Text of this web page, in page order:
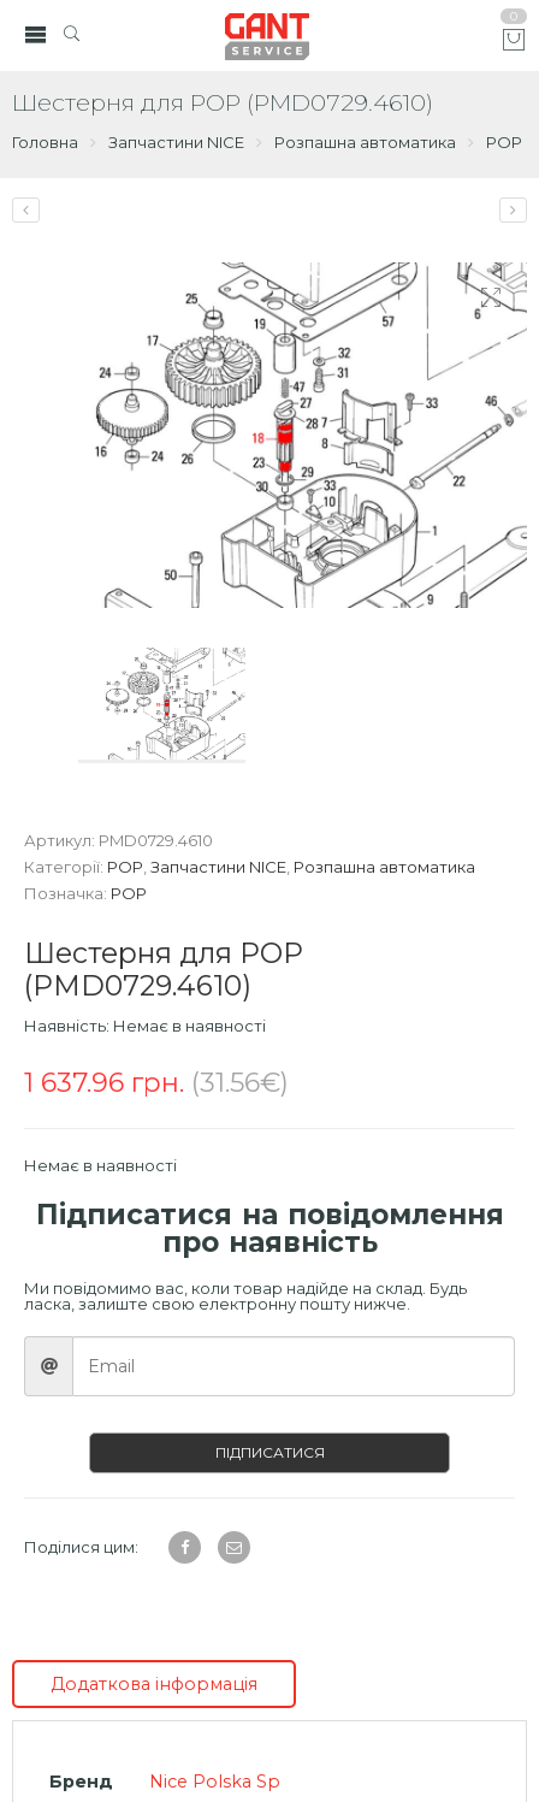
0
Шестерня для POP (PMD0729.4610)
Головна Запчастини NICE Розпашна автоматика POP
Артикул: PMD0729.4610
Категорії: POP Запчастини NICE Розпашна автоматика
Позначка: POP
Шестерня для POP
(PMD0729.4610)
Наявність: Немає в наявності
1 637.96 грн. (31.56€)
Немає в наявності
Підписатися на повідомлення
про наявність
Ми повідомимо вас, коли товар надійде на склад. Будь
ласка, залиште свою електронну пошту нижче.
ПІДПИСАТИСЯ
Поділися цим:
Додаткова інформація
Бренд Nice Polska Sp